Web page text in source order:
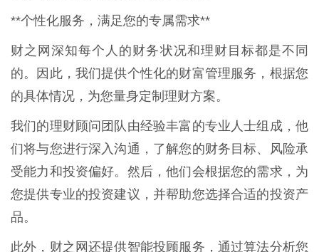
**个性化服务，满足您的专属需求**
财之网深知每个人的财务状况和理财目标都是不同
的。因此，我们提供个性化的财富管理服务，根据您
的具体情况，为您量身定制理财方案。
我们的理财顾问团队由经验丰富的专业人士组成，他
们将与您进行深入沟通，了解您的财务目标、风险承
受能力和投资偏好。然后，他们会根据您的需求，为
您提供专业的投资建议，并帮助您选择合适的投资产
品。
此外，财之网还提供智能投顾服务，通过算法分析您